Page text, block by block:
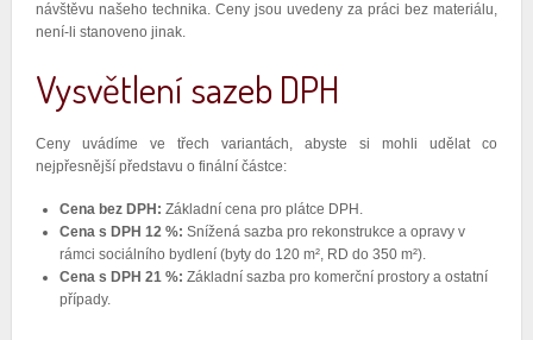
návštěvu našeho technika. Ceny jsou uvedeny za práci bez materiálu,
není-li stanoveno jinak.
Vysvětlení sazeb DPH
Ceny uvádíme ve třech variantách, abyste si mohli udělat co
nejpřesnější představu o finální částce:
Cena bez DPH: Základní cena pro plátce DPH.
Cena s DPH 12 %: Snížená sazba pro rekonstrukce a opravy v
rámci sociálního bydlení (byty do 120 m², RD do 350 m²).
Cena s DPH 21 %: Základní sazba pro komerční prostory a ostatní
případy.